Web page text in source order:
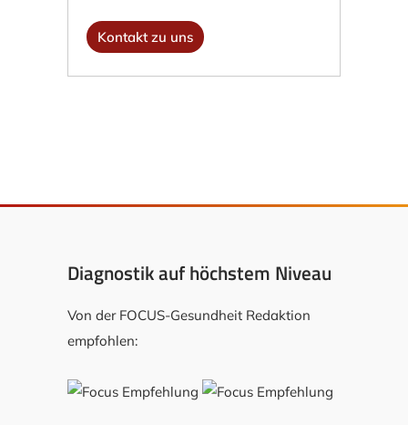
Kontakt zu uns
Diagnostik auf höchstem Niveau
Von der FOCUS-Gesundheit Redaktion
empfohlen: